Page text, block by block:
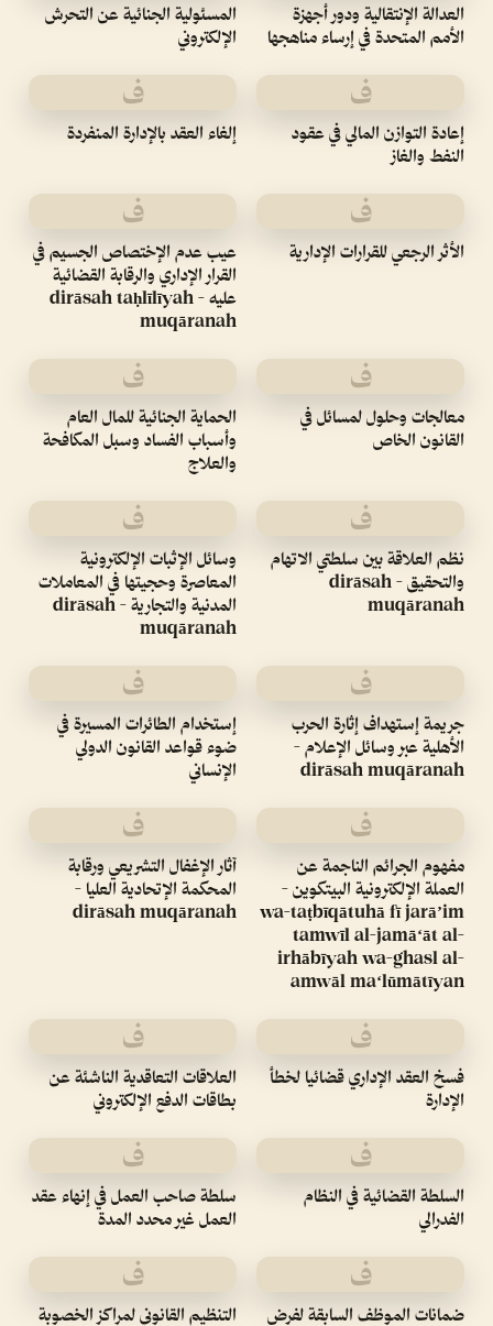
العدالة الإنتقالية ودور أجهزة
الأمم المتحدة في إرساء مناهجها
المسئولية الجنائية عن التحرش
الإلكتروني
ف
إعادة التوازن المالي في عقود
النفط والغاز
ف
إلغاء العقد بالإدارة المنفردة
ف
الأثر الرجعي للقرارات الإدارية
ف
عيب عدم الإختصاص الجسيم في
القرار الإداري والرقابة القضائية
عليه - dirāsah taḥlīlīyah
muqāranah
ف
معالجات وحلول لمسائل في
القانون الخاص
ف
الحماية الجنائية للمال العام
وأسباب الفساد وسبل المكافحة
والعلاج
ف
نظم العلاقة بين سلطتي الاتهام
والتحقيق - dirāsah
muqāranah
ف
وسائل الإثبات الإلكترونية
المعاصرة وحجيتها في المعاملات
المدنية والتجارية - dirāsah
muqāranah
ف
جريمة إستهداف إثارة الحرب
الأهلية عبر وسائل الإعلام -
dirāsah muqāranah
ف
إستخدام الطائرات المسيرة في
ضوء قواعد القانون الدولي
الإنساني
ف
مفهوم الجرائم الناجمة عن
العملة الإلكترونية البيتكوين -
wa-taṭbīqātuhā fī jarāʼim
tamwīl al-jamāʻāt al-
irhābīyah wa-ghasl al-
amwāl maʻlūmātīyan
ف
آثار الإغفال التشريعي ورقابة
المحكمة الإتحادية العليا -
dirāsah muqāranah
ف
فسخ العقد الإداري قضائيا لخطأ
الإدارة
ف
العلاقات التعاقدية الناشئة عن
بطاقات الدفع الإلكتروني
ف
السلطة القضائية في النظام
الفدرالي
ف
سلطة صاحب العمل في إنهاء عقد
العمل غير محدد المدة
ف
ضمانات الموظف السابقة لفرض
ف
التنظيم القانوني لمراكز الخصوبة